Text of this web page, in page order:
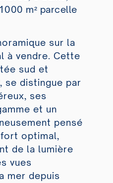
m² parcelle
sur la
à vendre. Cette
sud et
se distingue par
ses
et un
pensé
optimal,
de la lumière
vues
mer depuis